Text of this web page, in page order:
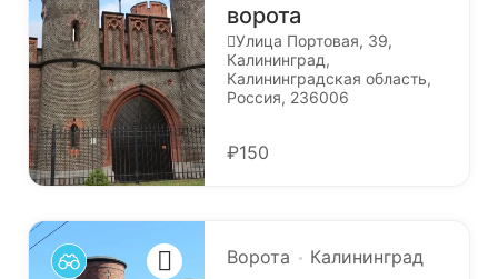
ворота
Улица Портовая, 39,
Калининград,
Калининградская область,
Россия, 236006
₽150
Ворота Калининград